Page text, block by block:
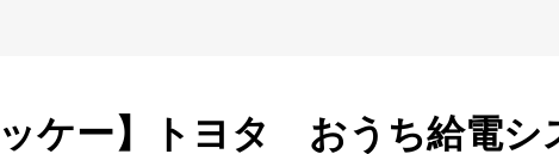
ッケー】トヨタ おうち給電シ